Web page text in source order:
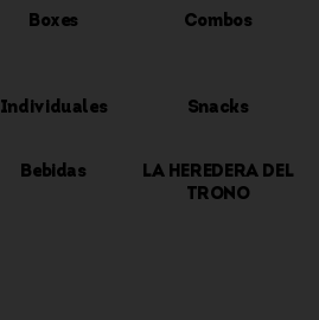
Boxes Combos
Individuales Snacks
Bebidas
LA HEREDERA DEL
TRONO